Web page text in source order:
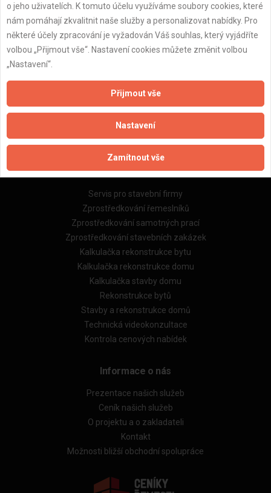
Důležité informace
Naše firmy a řemeslníci
Zásady pro používání souborů cookie
Obchodní podmínky (zprostředkování)
Obchodní podmínky (rozpočtování)
Reference
Naše excelové tabulky online
Naše služby
Servis pro stavební firmy
Zprostředkování řemeslníků
Zprostředkování samotných prací
Zprostředkování stavebních zakázek
Kalkulačka rekonstrukce bytu
Kalkulačka rekonstrukce domu
Kalkulačka stavby domu
Rekonstrukce bytů
Stavby a rekonstrukce domů
Technická videokonzultace
Kontrola cenových nabídek
Informace o nás
Prezentace našich služeb
Ceník našich služeb
O projektu a o zakladateli
Kontakt
Možnosti bližší obchodní spolupráce
o jeho uživatelích. K tomuto účelu využíváme soubory cookies, které
nám pomáhají zkvalitnit naše služby a personalizovat nabídky. Pro
některé účely zpracování je vyžadován Váš souhlas, který vyjádříte
volbou „Přijmout vše“. Nastavení cookies můžete změnit volbou
„Nastavení“.
Přijmout vše
Nastavení
Zamítnout vše